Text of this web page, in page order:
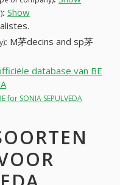
: Show
: M茅decins and sp茅
database van BE
SONIA SEPULVEDA